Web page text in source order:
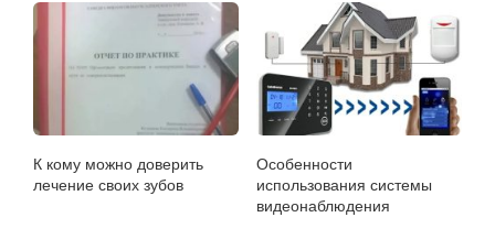
К кому можно доверить
лечение своих зубов
Особенности
использования системы
видеонаблюдения